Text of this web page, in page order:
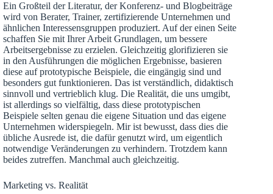
Ein Großteil der Literatur, der Konferenz- und Blogbeiträge
wird von Berater, Trainer, zertifizierende Unternehmen und
ähnlichen Interessensgruppen produziert. Auf der einen Seite
schaffen Sie mit Ihrer Arbeit Grundlagen, um bessere
Arbeitsergebnisse zu erzielen. Gleichzeitig glorifizieren sie
in den Ausführungen die möglichen Ergebnisse, basieren
diese auf prototypische Beispiele, die eingängig sind und
besonders gut funktionieren. Das ist verständlich, didaktisch
sinnvoll und vertrieblich klug. Die Realität, die uns umgibt,
ist allerdings so vielfältig, dass diese prototypischen
Beispiele selten genau die eigene Situation und das eigene
Unternehmen widerspiegeln. Mir ist bewusst, dass dies die
übliche Ausrede ist, die dafür genutzt wird, um eigentlich
notwendige Veränderungen zu verhindern. Trotzdem kann
beides zutreffen. Manchmal auch gleichzeitig.
Marketing vs. Realität